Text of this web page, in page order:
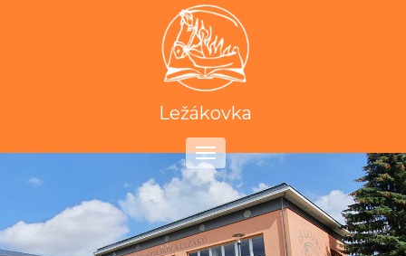
Ležákovka
Toggle
navigation